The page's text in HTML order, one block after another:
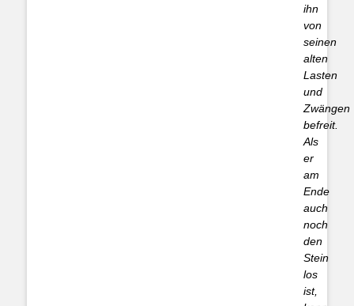
ihn
von
seinen
alten
Lasten
und
Zwängen
befreit.
Als
er
am
Ende
auch
noch
den
Stein
los
ist,